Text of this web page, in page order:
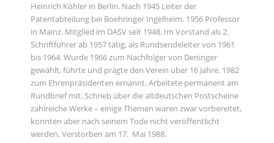
Heinrich Köhler in Berlin. Nach 1945 Leiter der
Patentabteilung bei Boehringer Ingelheim. 1956 Professor
in Mainz. Mitglied im DASV seit 1948. Im Vorstand als 2.
Schriftführer ab 1957 tätig, als Rundsendeleiter von 1961
bis 1964. Wurde 1966 zum Nachfolger von Deninger
gewählt, führte und prägte den Verein über 16 Jahre. 1982
zum Ehrenpräsidenten ernannt. Arbeitete permanent am
Rundbrief mit. Schrieb über die altdeutschen Postscheine
zahlreiche Werke – einige Themen waren zwar vorbereitet,
konnten aber nach seinem Tode nicht veröffentlicht
werden. Verstorben am 17. Mai 1988.